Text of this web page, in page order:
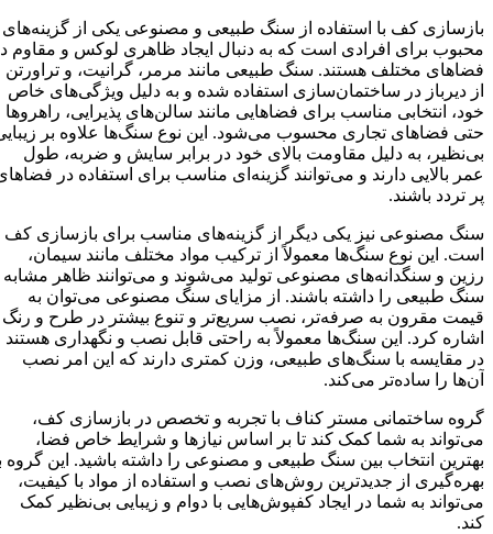
بازسازی کف با استفاده از سنگ طبیعی و مصنوعی یکی از گزینه‌های
محبوب برای افرادی است که به دنبال ایجاد ظاهری لوکس و مقاوم در
فضاهای مختلف هستند. سنگ طبیعی مانند مرمر، گرانیت، و تراورتن
از دیرباز در ساختمان‌سازی استفاده شده و به دلیل ویژگی‌های خاص
خود، انتخابی مناسب برای فضاهایی مانند سالن‌های پذیرایی، راهروها و
حتی فضاهای تجاری محسوب می‌شود. این نوع سنگ‌ها علاوه بر زیبایی
بی‌نظیر، به دلیل مقاومت بالای خود در برابر سایش و ضربه، طول
عمر بالایی دارند و می‌توانند گزینه‌ای مناسب برای استفاده در فضاهای
پر تردد باشند.
سنگ مصنوعی نیز یکی دیگر از گزینه‌های مناسب برای بازسازی کف
است. این نوع سنگ‌ها معمولاً از ترکیب مواد مختلف مانند سیمان،
رزین و سنگدانه‌های مصنوعی تولید می‌شوند و می‌توانند ظاهر مشابه
سنگ طبیعی را داشته باشند. از مزایای سنگ مصنوعی می‌توان به
قیمت مقرون به صرفه‌تر، نصب سریع‌تر و تنوع بیشتر در طرح و رنگ
اشاره کرد. این سنگ‌ها معمولاً به راحتی قابل نصب و نگهداری هستند و
در مقایسه با سنگ‌های طبیعی، وزن کمتری دارند که این امر نصب
آن‌ها را ساده‌تر می‌کند.
گروه ساختمانی مستر کناف با تجربه و تخصص در بازسازی کف،
می‌تواند به شما کمک کند تا بر اساس نیازها و شرایط خاص فضا،
بهترین انتخاب بین سنگ طبیعی و مصنوعی را داشته باشید. این گروه با
بهره‌گیری از جدیدترین روش‌های نصب و استفاده از مواد با کیفیت،
می‌تواند به شما در ایجاد کفپوش‌هایی با دوام و زیبایی بی‌نظیر کمک
کند.